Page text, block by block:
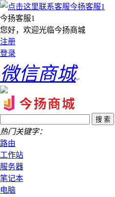
今扬客服1
您好，欢迎光临今扬商城
注册
登录
微信商城
热门关键字：
路由
工作站
服务器
笔记本
电脑